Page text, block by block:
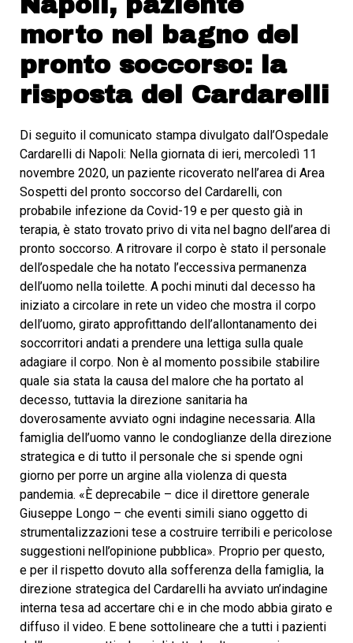
morto nel bagno del
pronto soccorso: la
risposta del Cardarelli
Di seguito il comunicato stampa divulgato dall’Ospedale
Cardarelli di Napoli: Nella giornata di ieri, mercoledì 11
novembre 2020, un paziente ricoverato nell’area di Area
Sospetti del pronto soccorso del Cardarelli, con
probabile infezione da Covid-19 e per questo già in
terapia, è stato trovato privo di vita nel bagno dell’area di
pronto soccorso. A ritrovare il corpo è stato il personale
dell’ospedale che ha notato l’eccessiva permanenza
dell’uomo nella toilette. A pochi minuti dal decesso ha
iniziato a circolare in rete un video che mostra il corpo
dell’uomo, girato approfittando dell’allontanamento dei
soccorritori andati a prendere una lettiga sulla quale
adagiare il corpo. Non è al momento possibile stabilire
quale sia stata la causa del malore che ha portato al
decesso, tuttavia la direzione sanitaria ha
doverosamente avviato ogni indagine necessaria. Alla
famiglia dell’uomo vanno le condoglianze della direzione
strategica e di tutto il personale che si spende ogni
giorno per porre un argine alla violenza di questa
pandemia. «È deprecabile – dice il direttore generale
Giuseppe Longo – che eventi simili siano oggetto di
strumentalizzazioni tese a costruire terribili e pericolose
suggestioni nell’opinione pubblica». Proprio per questo,
e per il rispetto dovuto alla sofferenza della famiglia, la
direzione strategica del Cardarelli ha avviato un’indagine
interna tesa ad accertare chi e in che modo abbia girato e
diffuso il video. E bene sottolineare che a tutti i pazienti